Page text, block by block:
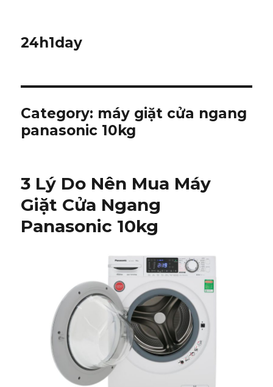
24h1day
Category: máy giặt cửa ngang
panasonic 10kg
3 Lý Do Nên Mua Máy
Giặt Cửa Ngang
Panasonic 10kg